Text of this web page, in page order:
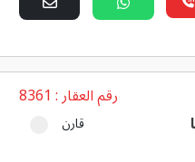
رقم العقار : 8361
قارن